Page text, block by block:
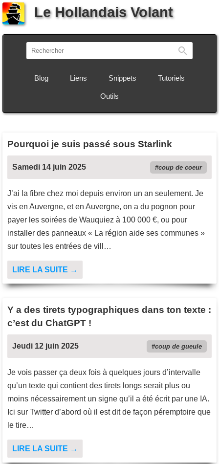
Le Hollandais Volant
Blog Liens Snippets Tutoriels
Outils
Pourquoi je suis passé sous Starlink
Samedi 14 juin 2025 coup de coeur
J’ai la fibre chez moi depuis environ un an seulement. Je
vis en Auvergne, et en Auvergne, on a du pognon pour
payer les soirées de Wauquiez à 100 000 €, ou pour
installer des panneaux « La région aide ses communes »
sur toutes les entrées de vill…
LIRE LA SUITE →
Y a des tirets typographiques dans ton texte :
c’est du ChatGPT !
Jeudi 12 juin 2025 coup de gueule
Je vois passer ça deux fois à quelques jours d’intervalle
qu’un texte qui contient des tirets longs serait plus ou
moins nécessairement un signe qu’il a été écrit par une IA.
Ici sur Twitter d’abord où il est dit de façon péremptoire que
le tire…
LIRE LA SUITE →